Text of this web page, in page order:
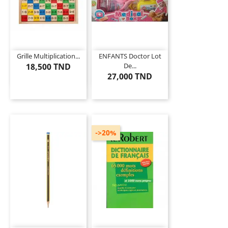
Grille Multiplication...
18,500 TND
ENFANTS Doctor Lot
De...
27,000 TND
->20%